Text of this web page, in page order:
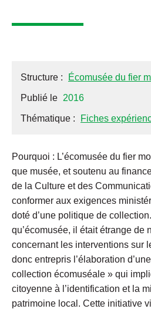
Structure : Écomusée du fier
Publié le 2016
Thématique : Fiches
Pourquoi : L’écomusée du fier
que musée, et soutenu au
de la Culture et des
conformer aux exigences
doté d’une politique de
qu’écomusée, il était étrange de
concernant les interventions sur
donc entrepris l’élaboration
collection écomuséale » qui
citoyenne à l’identification et la
patrimoine local. Cette initiative